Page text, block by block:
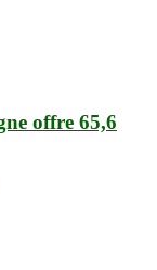
offre 65,6